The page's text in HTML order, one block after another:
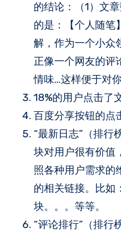
的结论：（1）文
的是：【个人随笔
解，作为一个小众
正像一个网友的评
情味…这样便于对你
18%的用户点击了
百度分享按钮的点
“最新日志”（排行
块对用户很有价值
照各种用户需求的
的相关链接。比如
块。。。等等。
“评论排行”（排行